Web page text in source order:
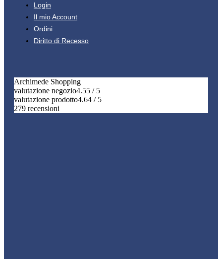
Login
Il mio Account
Ordini
Diritto di Recesso
Archimede Shopping
valutazione negozio4.55 / 5
valutazione prodotto4.64 / 5
279 recensioni